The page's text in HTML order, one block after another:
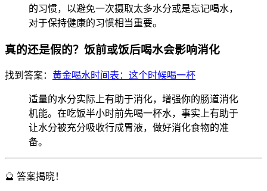
的习惯，以避免一次摄取太多水分或是忘记喝水，
对于保持健康的习惯相当重要。
真的还是假的？饭前或饭后喝水会影响消化
找到答案： 黄金喝水时间表：这个时候喝一杯
适量的水分实际上有助于消化，增强你的肠道消化
机能。在吃饭半小时前先喝一杯水，事实上有助于
让水分被充分吸收行成胃液，做好消化食物的准
备。
🔮 答案揭晓！